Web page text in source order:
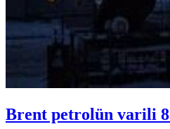
Brent petrolün varili